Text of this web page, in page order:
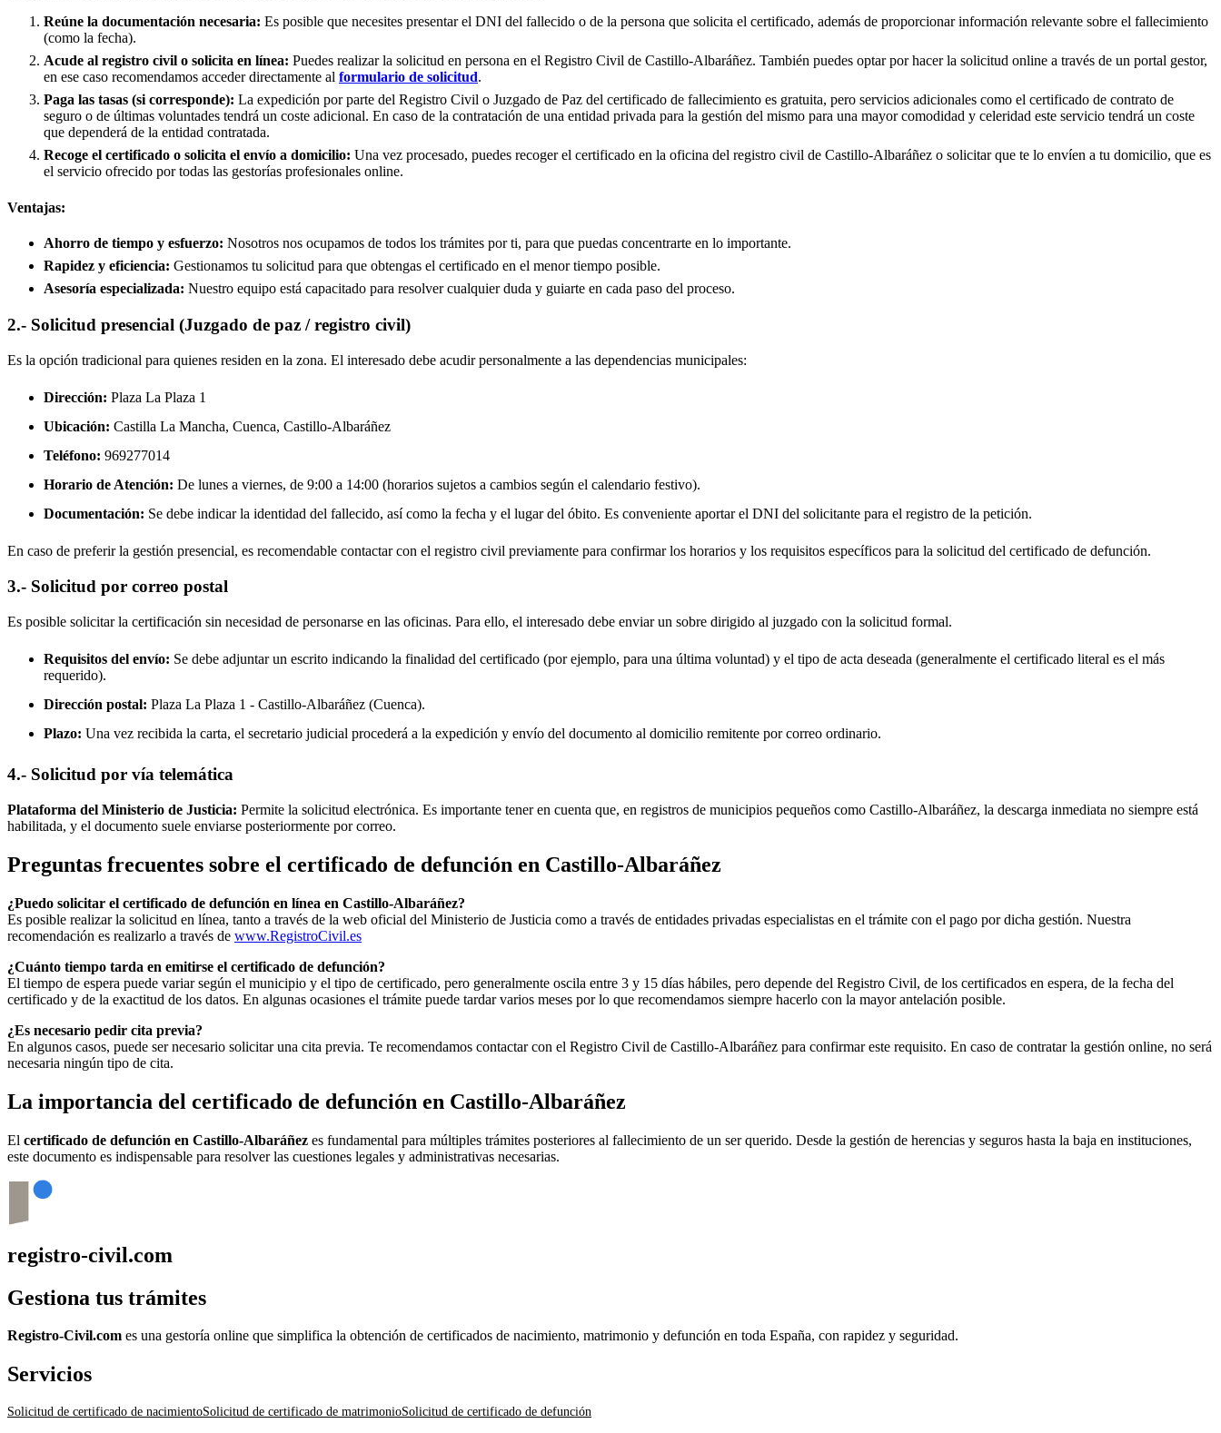
Reúne la documentación necesaria: Es posible que necesites presentar el DNI del fallecido o de la persona que solicita el certificado, además de proporcionar información relevante sobre el fallecimiento
(como la fecha).
Acude al registro civil o solicita en línea: Puedes realizar la solicitud en persona en el Registro Civil de Castillo-Albaráñez. También puedes optar por hacer la solicitud online a través de un portal gestor,
en ese caso recomendamos acceder directamente al formulario de solicitud.
Paga las tasas (si corresponde): La expedición por parte del Registro Civil o Juzgado de Paz del certificado de fallecimiento es gratuita, pero servicios adicionales como el certificado de contrato de
seguro o de últimas voluntades tendrá un coste adicional. En caso de la contratación de una entidad privada para la gestión del mismo para una mayor comodidad y celeridad este servicio tendrá un coste
que dependerá de la entidad contratada.
Recoge el certificado o solicita el envío a domicilio: Una vez procesado, puedes recoger el certificado en la oficina del registro civil de Castillo-Albaráñez o solicitar que te lo envíen a tu domicilio, que es
el servicio ofrecido por todas las gestorías profesionales online.
Ventajas:
Ahorro de tiempo y esfuerzo: Nosotros nos ocupamos de todos los trámites por ti, para que puedas concentrarte en lo importante.
Rapidez y eficiencia: Gestionamos tu solicitud para que obtengas el certificado en el menor tiempo posible.
Asesoría especializada: Nuestro equipo está capacitado para resolver cualquier duda y guiarte en cada paso del proceso.
2.- Solicitud presencial (Juzgado de paz / registro civil)
Es la opción tradicional para quienes residen en la zona. El interesado debe acudir personalmente a las dependencias municipales:
Dirección: Plaza La Plaza 1
Ubicación: Castilla La Mancha, Cuenca, Castillo-Albaráñez
Teléfono: 969277014
Horario de Atención: De lunes a viernes, de 9:00 a 14:00 (horarios sujetos a cambios según el calendario festivo).
Documentación: Se debe indicar la identidad del fallecido, así como la fecha y el lugar del óbito. Es conveniente aportar el DNI del solicitante para el registro de la petición.
En caso de preferir la gestión presencial, es recomendable contactar con el registro civil previamente para confirmar los horarios y los requisitos específicos para la solicitud del certificado de defunción.
3.- Solicitud por correo postal
Es posible solicitar la certificación sin necesidad de personarse en las oficinas. Para ello, el interesado debe enviar un sobre dirigido al juzgado con la solicitud formal.
Requisitos del envío: Se debe adjuntar un escrito indicando la finalidad del certificado (por ejemplo, para una última voluntad) y el tipo de acta deseada (generalmente el certificado literal es el más
requerido).
Dirección postal: Plaza La Plaza 1 - Castillo-Albaráñez (Cuenca).
Plazo: Una vez recibida la carta, el secretario judicial procederá a la expedición y envío del documento al domicilio remitente por correo ordinario.
4.- Solicitud por vía telemática
Plataforma del Ministerio de Justicia: Permite la solicitud electrónica. Es importante tener en cuenta que, en registros de municipios pequeños como Castillo-Albaráñez, la descarga inmediata no siempre está
habilitada, y el documento suele enviarse posteriormente por correo.
Preguntas frecuentes sobre el certificado de defunción en Castillo-Albaráñez
¿Puedo solicitar el certificado de defunción en línea en Castillo-Albaráñez?
Es posible realizar la solicitud en línea, tanto a través de la web oficial del Ministerio de Justicia como a través de entidades privadas especialistas en el trámite con el pago por dicha gestión. Nuestra
recomendación es realizarlo a través de www.RegistroCivil.es
¿Cuánto tiempo tarda en emitirse el certificado de defunción?
El tiempo de espera puede variar según el municipio y el tipo de certificado, pero generalmente oscila entre 3 y 15 días hábiles, pero depende del Registro Civil, de los certificados en espera, de la fecha del
certificado y de la exactitud de los datos. En algunas ocasiones el trámite puede tardar varios meses por lo que recomendamos siempre hacerlo con la mayor antelación posible.
¿Es necesario pedir cita previa?
En algunos casos, puede ser necesario solicitar una cita previa. Te recomendamos contactar con el Registro Civil de Castillo-Albaráñez para confirmar este requisito. En caso de contratar la gestión online, no será
necesaria ningún tipo de cita.
La importancia del certificado de defunción en Castillo-Albaráñez
El certificado de defunción en Castillo-Albaráñez es fundamental para múltiples trámites posteriores al fallecimiento de un ser querido. Desde la gestión de herencias y seguros hasta la baja en instituciones,
este documento es indispensable para resolver las cuestiones legales y administrativas necesarias.
registro-civil.com
Gestiona tus trámites
Registro-Civil.com es una gestoría online que simplifica la obtención de certificados de nacimiento, matrimonio y defunción en toda España, con rapidez y seguridad.
Servicios
Solicitud de certificado de nacimientoSolicitud de certificado de matrimonioSolicitud de certificado de defunción